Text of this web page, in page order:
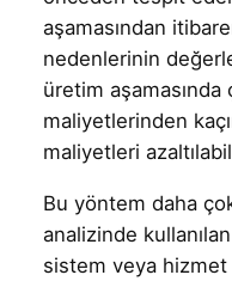
aşamasından
nedenlerinin
üretim aşamasında
maliyetlerinden
maliyetleri
Bu yöntem daha
analizinde
sistem veya